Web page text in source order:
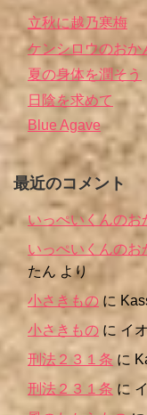
立秋に越乃寒梅
ケンシロウのおか
夏の身体を潤そう
日陰を求めて
Blue Agave
最近のコメント
いっぺいくんのお
いっぺいくんのお
たん より
小さきもの に
小さきもの に イオ
刑法２３１条 に
刑法２３１条 に